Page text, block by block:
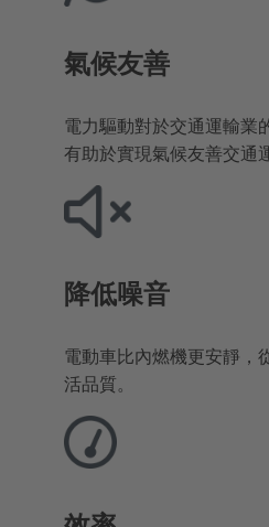
氣候友善
電力驅動對於交通運輸業
有助於實現氣候友善交通
降低噪音
電動車比內燃機更安靜，
活品質。